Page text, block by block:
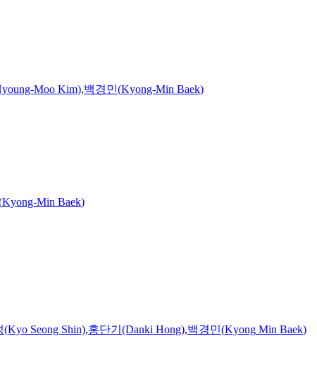
Moo Kim),백경민(Kyong-Min Baek)
Kyong-Min Baek)
(Kyo Seong Shin),홍단기(Danki Hong),백경민(Kyong Min Baek)